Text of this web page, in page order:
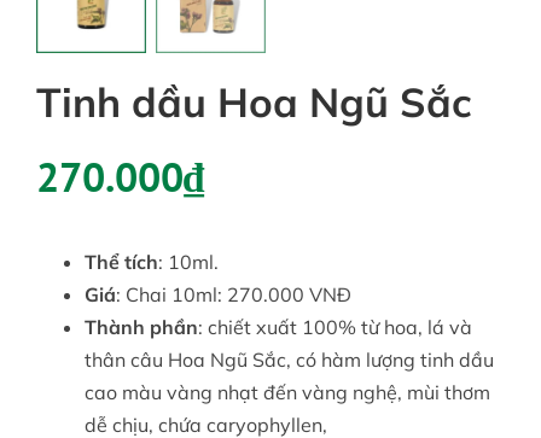
Tinh dầu Hoa Ngũ Sắc
270.000₫
Thể tích: 10ml.
Giá: Chai 10ml: 270.000 VNĐ
Thành phần: chiết xuất 100% từ hoa, lá và
thân câu Hoa Ngũ Sắc, có hàm lượng tinh dầu
cao màu vàng nhạt đến vàng nghệ, mùi thơm
dễ chịu, chứa caryophyllen,